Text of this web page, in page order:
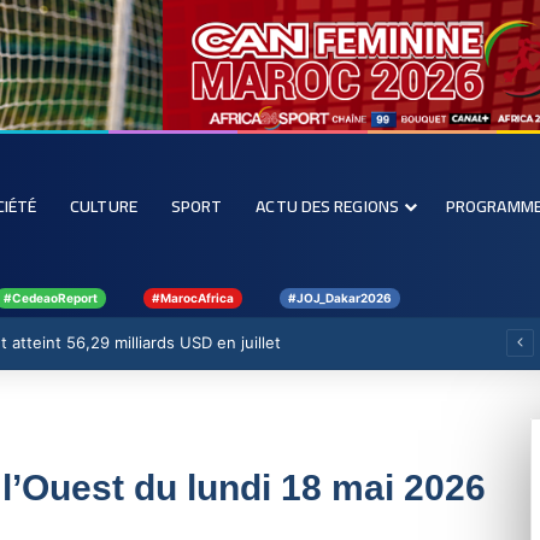
CULTURE SPORT ACTU DES REGIONS
#CedeaoReport #MarocAfrica #JOJ_Dakar2026
atteint 56,29 milliards USD en juillet
du lundi 18 mai 2026